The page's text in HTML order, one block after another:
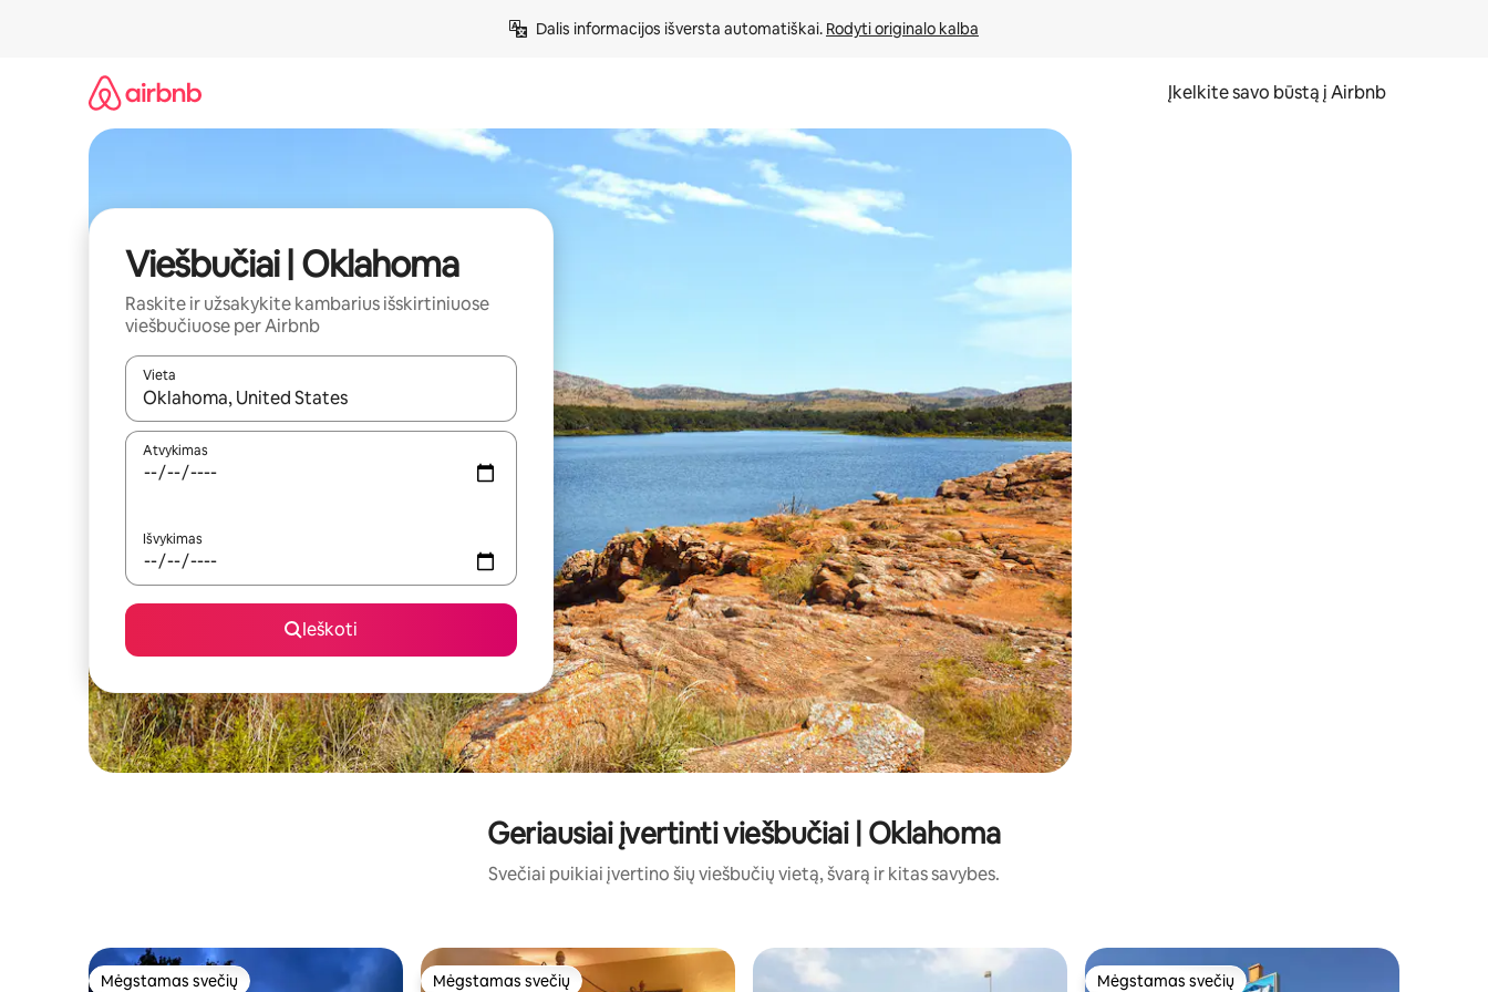
Dalis informacijos išversta automatiškai. Rodyti originalo kalba
Įkelkite savo būstą į Airbnb
Viešbučiai | Oklahoma
Raskite ir užsakykite kambarius išskirtiniuose
viešbučiuose per Airbnb
Vieta
Kai pasirodys paieškos rezultatai, juos naršyti galite naudodami rodykles aukštyn ir žemyn arba liesdami ir braukdami per ekraną.
Atvykimas
Išvykimas
Ieškoti
Geriausiai įvertinti viešbučiai | Oklahoma
Svečiai puikiai įvertino šių viešbučių vietą, švarą ir kitas savybes.
Mėgstamas svečių Mėgstamas svečių Mėgstamas svečių